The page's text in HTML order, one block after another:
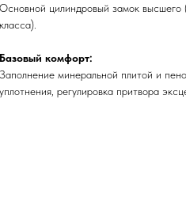
Основной цилиндровый замок высшего
класса).
Базовый комфорт:
Заполнение минеральной плитой и
уплотнения, регулировка притвора